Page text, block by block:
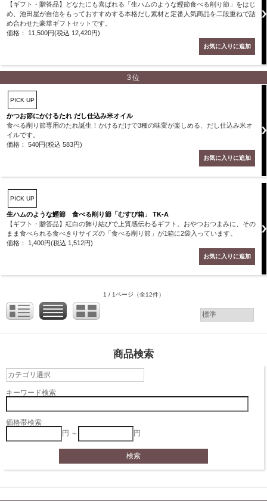
【ギフト・贈答品】どなたにも喜ばれる「生ハムのような鰹節食べる削り節」をはじ
め、池田屋が自信をもっておすすめする本格だし素材と定番人気商品を二段重ねで詰
め合わせた豪華ギフトセットです。
価格： 11,500円(税込 12,420円)
3位
PICK UP
かつお節にかけるたれ だし仕込み米オイル
食べる削り節専用のたれ誕生！かけるだけで3種の味変が楽しめる、だし仕込み米オ
イルです。
価格： 540円(税込 583円)
PICK UP
生ハムのような鰹節 食べる削り節「むすび箱」 TK-A
【ギフト・贈答品】紅白の飾り結びで上質感伝わるギフト。おやつおつまみに、その
まま食べられる食べきりサイズの「食べる削り節」が1箱に2袋入っています。
価格： 1,400円(税込 1,512円)
1 / 1ページ （全12件）
商品検索
キーワード検索
価格帯検索
円 ～
円